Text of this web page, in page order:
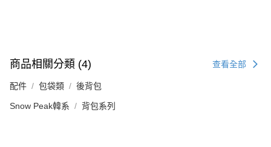
商品相關分類 (4) 查看全部
配件 包袋類 後背包
Snow Peak韓系 背包系列